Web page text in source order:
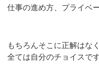
仕事の進め方、プライベ
もちろんそこに正解はなく
全ては自分のチョイスです